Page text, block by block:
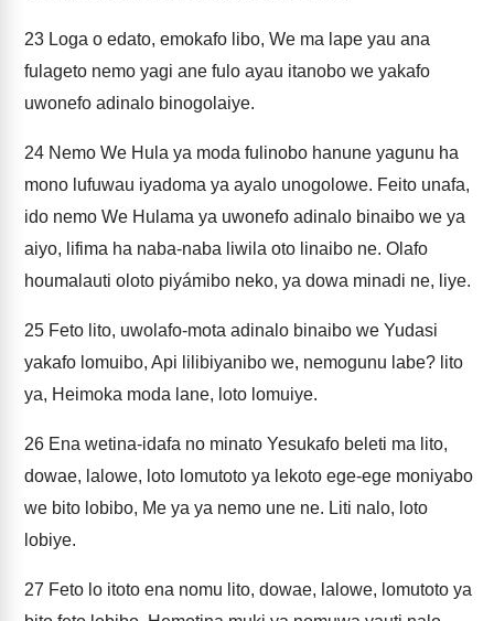
23 Loga o edato, emokafo libo, We ma lape yau ana
fulageto nemo yagi ane fulo ayau itanobo we yakafo
uwonefo adinalo binogolaiye.
24 Nemo We Hula ya moda fulinobo hanune yagunu ha
mono lufuwau iyadoma ya ayalo unogolowe. Feito unafa,
ido nemo We Hulama ya uwonefo adinalo binaibo we ya
aiyo, lifima ha naba-naba liwila oto linaibo ne. Olafo
houmalauti oloto piyámibo neko, ya dowa minadi ne, liye.
25 Feto lito, uwolafo-mota adinalo binaibo we Yudasi
yakafo lomuibo, Api lilibiyanibo we, nemogunu labe? lito
ya, Heimoka moda lane, loto lomuiye.
26 Ena wetina-idafa no minato Yesukafo beleti ma lito,
dowae, lalowe, loto lomutoto ya lekoto ege-ege moniyabo
we bito lobibo, Me ya ya nemo une ne. Liti nalo, loto
lobiye.
27 Feto lo itoto ena nomu lito, dowae, lalowe, lomutoto ya